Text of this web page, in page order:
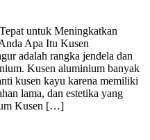
untuk Meningkatkan
Apa Itu Kusen
adalah rangka jendela dan
Kusen aluminium banyak
kusen kayu karena memiliki
lama, dan estetika yang
Kusen […]